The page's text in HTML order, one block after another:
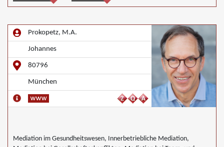
Gruppenkonflikten, Mediation von Unternehmensnachfolgen,
Prokopetz, M.A.
Johannes
80796
München
Mediation im Gesundheitswesen, Innerbetriebliche Mediation,